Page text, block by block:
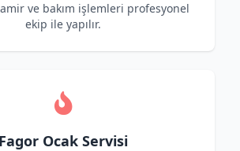
ve bakım işlemleri profesyonel
ekip ile yapılır.
Fagor Ocak Servisi